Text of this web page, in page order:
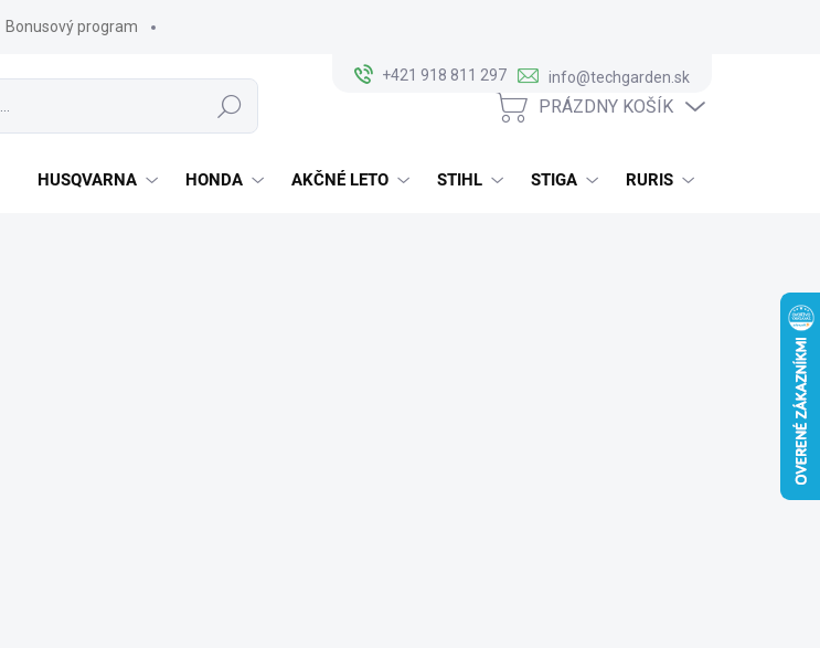
+421 918 811 297
info@techgarden.sk
Bonusový program
Hľadať
NÁKUPNÝ
PRÁZDNY KOŠÍK
HUSQVARNA HONDA AKČNÉ LETO STIHL STIGA RURIS